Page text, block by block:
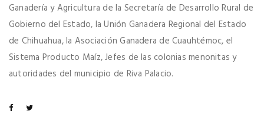
Ganadería y Agricultura de la Secretaría de Desarrollo Rural de
Gobierno del Estado, la Unión Ganadera Regional del Estado
de Chihuahua, la Asociación Ganadera de Cuauhtémoc, el
Sistema Producto Maíz, Jefes de las colonias menonitas y
autoridades del municipio de Riva Palacio.